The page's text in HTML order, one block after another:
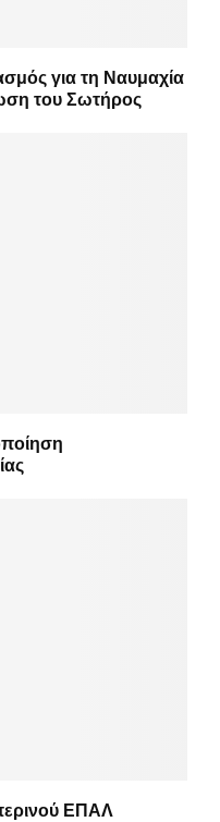
για τη Ναυμαχία
του Σωτήρος
ΕΠΑΛ